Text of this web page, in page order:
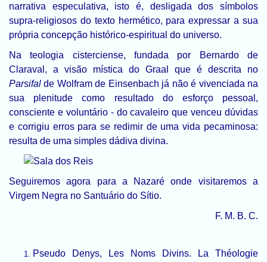
narrativa especulativa, isto é, desligada dos símbolos
supra-religiosos do texto hermético, para expressar a sua
própria concepção histórico-espiritual do universo.
Na teologia cisterciense, fundada por Bernardo de
Claraval, a visão mística do Graal que é descrita no
Parsifal de Wolfram de Einsenbach já não é vivenciada na
sua plenitude como resultado do esforço pessoal,
consciente e voluntário - do cavaleiro que venceu dúvidas
e corrigiu erros para se redimir de uma vida pecaminosa:
resulta de uma simples dádiva divina.
Seguiremos agora para a Nazaré onde visitaremos a
Virgem Negra no Santuário do Sítio.
F. M. B. C.
Pseudo Denys, Les Noms Divins. La Théologie